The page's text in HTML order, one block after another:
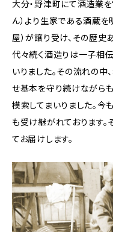
大分・野津町にて酒造業
ん）より生家である酒蔵
屋）が譲り受け、その歴
代々続く酒造りは一子相
いりました。その流れの
せ基本を守り続けながら
模索してまいりました。今
も受け継がれております
てお届けします。